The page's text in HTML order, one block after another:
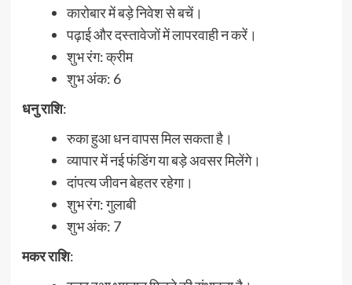
कारोबार में बड़े निवेश से बचें।
पढ़ाई और दस्तावेजों में लापरवाही न करें।
शुभ रंग: क्रीम
शुभ अंक: 6
धनुराशि:
रुका हुआ धन वापस मिल सकता है।
व्यापार में नई फंडिंग या बड़े अवसर मिलेंगे।
दांपत्य जीवन बेहतर रहेगा।
शुभ रंग: गुलाबी
शुभ अंक: 7
मकर राशि: